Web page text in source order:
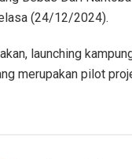
(24/12/2024).
launching
merupakan pilot